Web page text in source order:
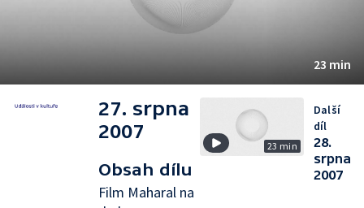
23 min
27. srpna
2007
Obsah dílu
Film Maharal na
23 min
Další
díl
28.
srpna
2007